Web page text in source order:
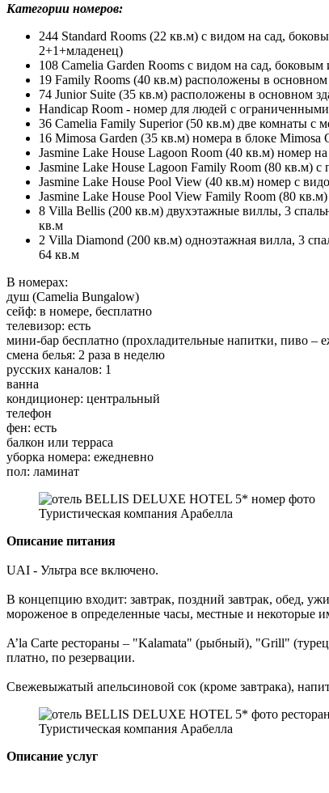
Категории номеров:
244 Standard Rooms (22 кв.м) с видом на сад,
2+1+младенец)
108 Camelia Garden Rooms с видом на сад,
19 Family Rooms (40 кв.м) расположены в
74 Junior Suite (35 кв.м) расположены в основном
Handicap Room - номер для людей с
36 Camelia Family Superior (50 кв.м) две комнаты с
16 Mimosa Garden (35 кв.м) номера в блоке Mimosa
Jasmine Lake House Lagoon Room (40 кв.м) номер
Jasmine Lake House Lagoon Family Room (80 кв.м)
Jasmine Lake House Pool View (40 кв.м) номер с
Jasmine Lake House Pool View Family Room (80
8 Villa Bellis (200 кв.м) двухэтажные виллы, 3
кв.м
2 Villa Diamond (200 кв.м) одноэтажная вилла, 3
64 кв.м
В номерах:
душ (Camelia Bungalow)
сейф: в номере, бесплатно
телевизор: есть
мини-бар бесплатно (прохладительные напитки, пиво –
смена белья: 2 раза в неделю
русских каналов: 1
ванна
кондиционер: центральный
телефон
фен: есть
балкон или терраса
уборка номера: ежедневно
пол: ламинат
Туристическая компания Арабелла
Описание питания
UAI - Ультра все включено.
В концепцию входит: завтрак, поздний завтрак, обед,
мороженое в определенные часы, местные и некоторые
A’la Carte рестораны – "Kalamata" (рыбный), "Grill"
платно, по резервации.
Свежевыжатый апельсиновой сок (кроме завтрака),
Туристическая компания Арабелла
Описание услуг